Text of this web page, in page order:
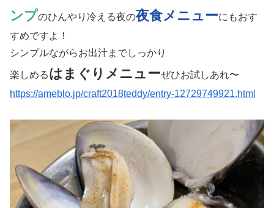
ンプのひんやり冷える夜の夜食メニューにもおす
すめですよ！
シンプルながらお出汁までしっかり
楽しめるはまぐりメニューぜひお試しあれ〜
https://ameblo.jp/craft2018teddy/entry-12729749921.html